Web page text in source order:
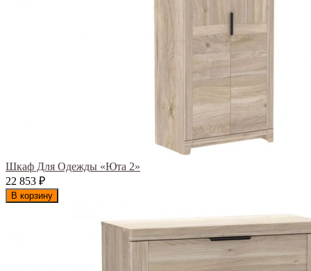
Шкаф Для Одежды «Юта 2»
22 853 ₽
В корзину